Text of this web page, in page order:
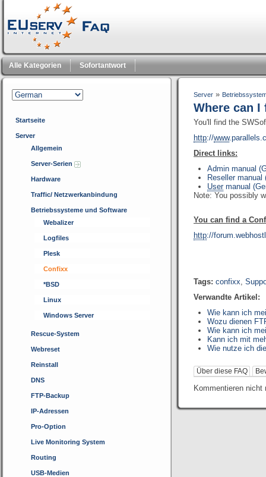
Alle Kategorien Sofortantwort
Startseite
Server
Allgemein
Server-Serien
Hardware
Traffic/ Netzwerkanbindung
Betriebssysteme und Software
Webalizer
Logfiles
Plesk
Confixx
*BSD
Linux
Windows Server
Rescue-System
Webreset
Reinstall
DNS
FTP-Backup
IP-Adressen
Pro-Option
Live Monitoring System
Routing
USB-Medien
Server »
Where can
You'll find the
http://www
Direct links:
Admin manual
Reseller manual
Usermanual
Note: You possibly
You can find a
http://
Tags: confixx,
Verwandte Artikel:
Wie kann ich
Wozu dienen
Wie kann ich
Kann ich mit
Wie nutze ich
Über diese FAQ
Kommentieren nicht